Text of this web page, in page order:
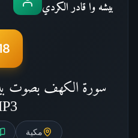
بيشه وا قادر الكردي
سورة الكهف بصوت
مكية